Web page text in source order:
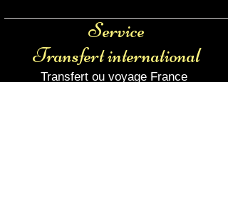
Service
Transfert international
Transfert ou voyage France